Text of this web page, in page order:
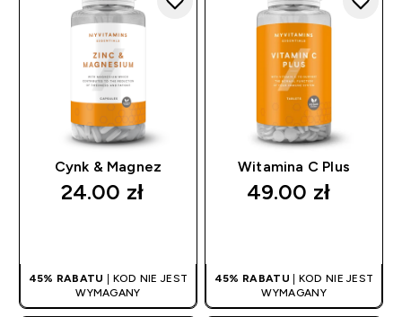
Cynk & Magnez
24.00 zł‎
45% RABATU
| KOD NIE JEST
WYMAGANY
Witamina C Plus
49.00 zł‎
45% RABATU | KOD NIE JEST
WYMAGANY